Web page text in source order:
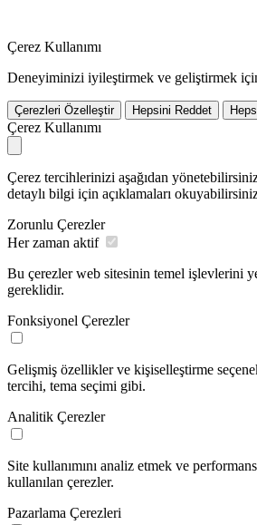
Çerez Kullanımı
Deneyiminizi iyileştirmek ve geliştirmek
Çerezleri Özelleştir Hepsini Reddet
Çerez Kullanımı
Çerez tercihlerinizi aşağıdan
detaylı bilgi için açıklamaları
Zorunlu Çerezler
Her zaman aktif
Bu çerezler web sitesinin temel işlevlerini
gereklidir.
Fonksiyonel Çerezler
Gelişmiş özellikler ve kişiselleştirme
tercihi, tema seçimi gibi.
Analitik Çerezler
Site kullanımını analiz etmek ve
kullanılan çerezler.
Pazarlama Çerezleri